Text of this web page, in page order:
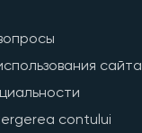
сайта
contului